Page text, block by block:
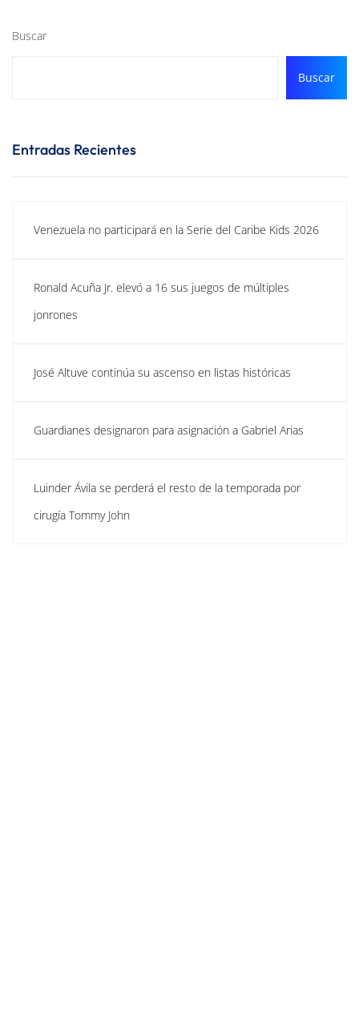
Buscar
Buscar
Entradas Recientes
Venezuela no participará en la Serie del Caribe Kids 2026
Ronald Acuña Jr. elevó a 16 sus juegos de múltiples
jonrones
José Altuve continúa su ascenso en listas históricas
Guardianes designaron para asignación a Gabriel Arias
Luinder Ávila se perderá el resto de la temporada por
cirugía Tommy John